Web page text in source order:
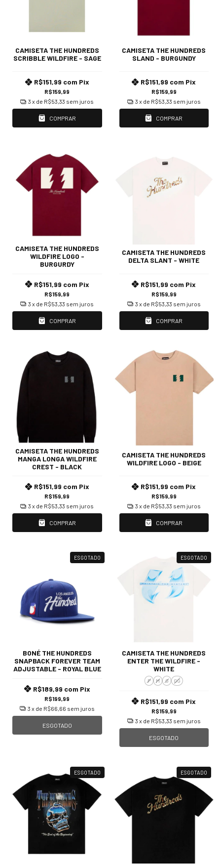
CAMISETA THE HUNDREDS
SCRIBBLE WILDFIRE - SAGE
R$159,99
R$151,99 com Pix
3 x de R$53,33 sem juros
COMPRAR
CAMISETA THE HUNDREDS
SLAND - BURGUNDY
R$159,99
R$151,99 com Pix
3 x de R$53,33 sem juros
COMPRAR
CAMISETA THE HUNDREDS
WILDFIRE LOGO -
BURGURDY
R$159,99
R$151,99 com Pix
3 x de R$53,33 sem juros
COMPRAR
CAMISETA THE HUNDREDS
DELTA SLANT - WHITE
R$159,99
R$151,99 com Pix
3 x de R$53,33 sem juros
COMPRAR
CAMISETA THE HUNDREDS
MANGA LONGA WILDFIRE
CREST - BLACK
R$159,99
R$151,99 com Pix
3 x de R$53,33 sem juros
COMPRAR
CAMISETA THE HUNDREDS
WILDFIRE LOGO - BEIGE
R$159,99
R$151,99 com Pix
3 x de R$53,33 sem juros
COMPRAR
ESGOTADO
BONÉ THE HUNDREDS
SNAPBACK FOREVER TEAM
ADJUSTABLE - ROYAL BLUE
R$199,99
R$189,99 com Pix
3 x de R$66,66 sem juros
ESGOTADO
ESGOTADO
CAMISETA THE HUNDREDS
ENTER THE WILDFIRE -
WHITE
P M G GG
R$159,99
R$151,99 com Pix
3 x de R$53,33 sem juros
ESGOTADO
ESGOTADO ESGOTADO